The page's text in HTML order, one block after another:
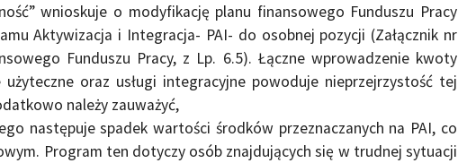
wnioskuje o modyfikację planu finansowego Funduszu Pracy
Aktywizacja i Integracja- PAI- do osobnej pozycji (Załącznik nr
Funduszu Pracy, z Lp. 6.5). Łączne wprowadzenie kwoty
użyteczne oraz usługi integracyjne powoduje nieprzejrzystość tej
należy zauważyć,
następuje spadek wartości środków przeznaczanych na PAI, co
Program ten dotyczy osób znajdujących się w trudnej sytuacji